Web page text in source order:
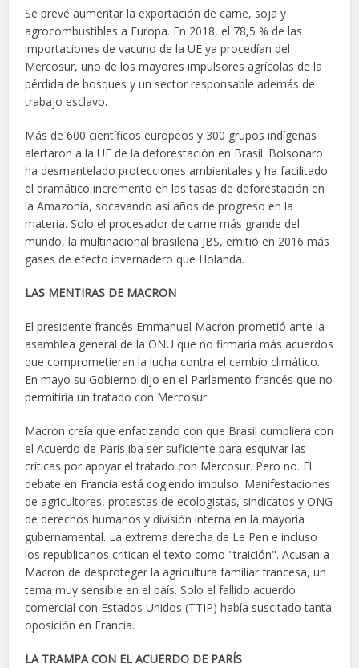
Se prevé aumentar la exportación de carne, soja y
agrocombustibles a Europa. En 2018, el 78,5 % de las
importaciones de vacuno de la UE ya procedían del
Mercosur, uno de los mayores impulsores agrícolas de la
pérdida de bosques y un sector responsable además de
trabajo esclavo.
Más de 600 científicos europeos y 300 grupos indígenas
alertaron a la UE de la deforestación en Brasil. Bolsonaro
ha desmantelado protecciones ambientales y ha facilitado
el dramático incremento en las tasas de deforestación en
la Amazonía, socavando así años de progreso en la
materia. Solo el procesador de carne más grande del
mundo, la multinacional brasileña JBS, emitió en 2016 más
gases de efecto invernadero que Holanda.
LAS MENTIRAS DE MACRON
El presidente francés Emmanuel Macron prometió ante la
asamblea general de la ONU que no firmaría más acuerdos
que comprometieran la lucha contra el cambio climático.
En mayo su Gobierno dijo en el Parlamento francés que no
permitiría un tratado con Mercosur.
Macron creía que enfatizando con que Brasil cumpliera con
el Acuerdo de París iba ser suficiente para esquivar las
críticas por apoyar el tratado con Mercosur. Pero no. El
debate en Francia está cogiendo impulso. Manifestaciones
de agricultores, protestas de ecologistas, sindicatos y ONG
de derechos humanos y división interna en la mayoría
gubernamental. La extrema derecha de Le Pen e incluso
los republicanos critican el texto como "traición". Acusan a
Macron de desproteger la agricultura familiar francesa, un
tema muy sensible en el país. Solo el fallido acuerdo
comercial con Estados Unidos (TTIP) había suscitado tanta
oposición en Francia.
LA TRAMPA CON EL ACUERDO DE PARÍS